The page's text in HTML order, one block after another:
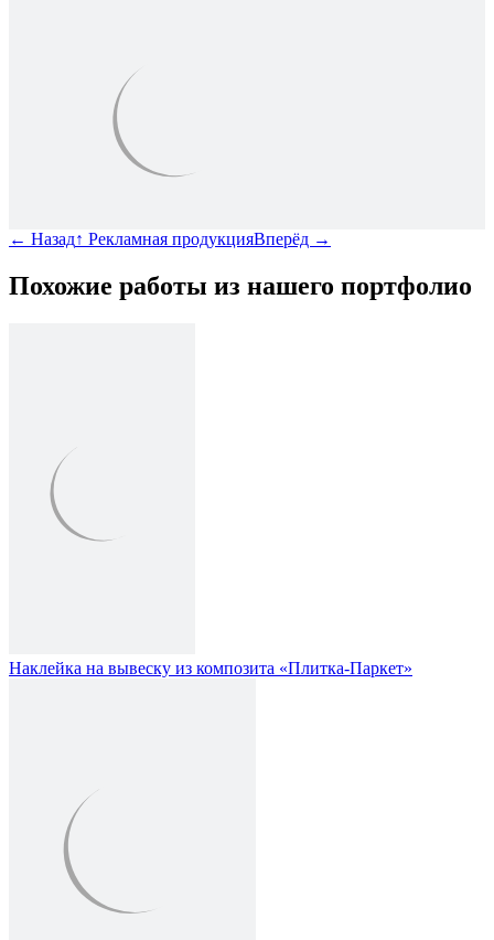
← Назад↑ Рекламная продукцияВперёд →
Похожие работы из нашего портфолио
Наклейка на вывеску из композита «Плитка-Паркет»